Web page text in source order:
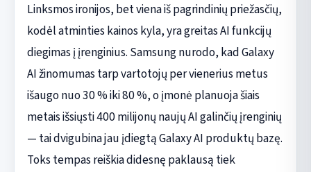
Linksmos ironijos, bet viena iš pagrindinių priežasčių,
kodėl atminties kainos kyla, yra greitas AI funkcijų
diegimas į įrenginius. Samsung nurodo, kad Galaxy
AI žinomumas tarp vartotojų per vienerius metus
išaugo nuo 30 % iki 80 %, o įmonė planuoja šiais
metais išsiųsti 400 milijonų naujų AI galinčių įrenginių
— tai dvigubina jau įdiegtą Galaxy AI produktų bazę.
Toks tempas reiškia didesnę paklausą tiek